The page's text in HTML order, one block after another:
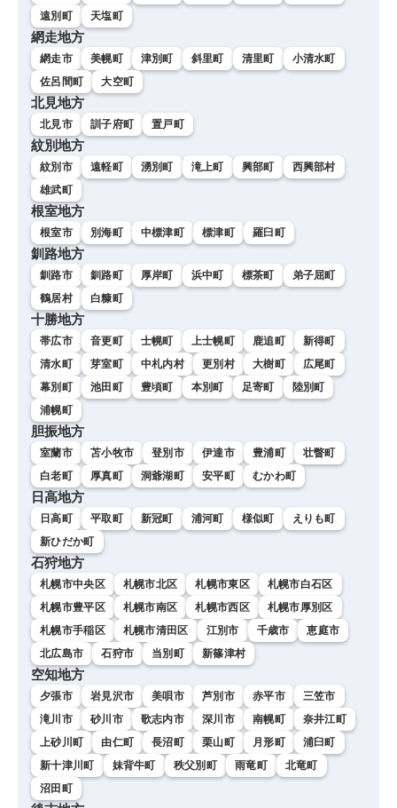
遠別町
天塩町
網走地方
網走市 美幌町 津別町 斜里町 清里町
小清水町
佐呂間町
大空町
北見地方
北見市 訓子府町 置戸町
紋別地方
紋別市 遠軽町 湧別町 滝上町 興部町
西興部村
雄武町
根室地方
根室市 別海町 中標津町 標津町 羅臼町
釧路地方
釧路市 釧路町 厚岸町 浜中町 標茶町
弟子屈町
鶴居村
白糠町
十勝地方
帯広市 音更町 士幌町 上士幌町 鹿追町
新得町
清水町
芽室町 中札内村 更別村 大樹町
広尾町
幕別町
池田町 豊頃町 本別町 足寄町
陸別町
浦幌町
胆振地方
室蘭市 苫小牧市 登別市 伊達市 豊浦町
壮瞥町
白老町
厚真町 洞爺湖町 安平町 むかわ町
日高地方
日高町 平取町 新冠町 浦河町 様似町
えりも町
新ひだか町
石狩地方
札幌市中央区 札幌市北区 札幌市東区
札幌市白石区
札幌市豊平区
札幌市南区 札幌市西区
札幌市厚別区
札幌市手稲区
札幌市清田区 江別市 千歳市
恵庭市
北広島市
石狩市 当別町 新篠津村
空知地方
夕張市 岩見沢市 美唄市 芦別市 赤平市
三笠市
滝川市
砂川市 歌志内市 深川市 南幌町
奈井江町
上砂川町
由仁町 長沼町 栗山町 月形町
浦臼町
新十津川町
妹背牛町 秩父別町 雨竜町
北竜町
沼田町